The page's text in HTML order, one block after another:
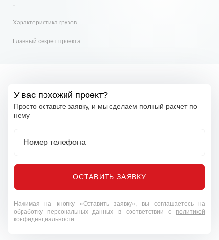
-
Характеристика грузов
Главный секрет проекта
У вас похожий проект?
Просто оставьте заявку, и мы сделаем полный расчет по
нему
Номер телефона
ОСТАВИТЬ ЗАЯВКУ
Нажимая на кнопку «Оставить заявку», вы соглашаетесь на
обработку персональных данных в соответствии с политикой
конфиденциальности.